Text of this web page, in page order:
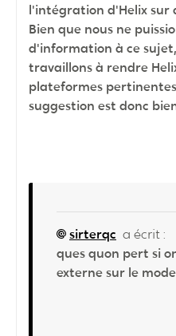
l'intégration d'Helix sur
Bien que nous ne
d'information à ce
travaillons à rendre
plateformes
suggestion est donc
sirterqc a écrit :
ques quon pert si
externe sur le